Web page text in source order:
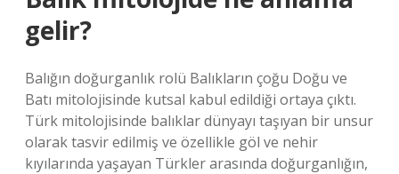
gelir?
Balığın doğurganlık rolü Balıkların çoğu Doğu ve
Batı mitolojisinde kutsal kabul edildiği ortaya çıktı.
Türk mitolojisinde balıklar dünyayı taşıyan bir unsur
olarak tasvir edilmiş ve özellikle göl ve nehir
kıyılarında yaşayan Türkler arasında doğurganlığın,